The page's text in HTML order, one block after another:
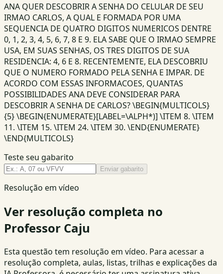
ANA QUER DESCOBRIR A SENHA DO CELULAR DE SEU
IRMAO CARLOS, A QUAL E FORMADA POR UMA
SEQUENCIA DE QUATRO DIGITOS NUMERICOS DENTRE
0, 1, 2, 3, 4, 5, 6, 7, 8 E 9. ELA SABE QUE O IRMAO SEMPRE
USA, EM SUAS SENHAS, OS TRES DIGITOS DE SUA
RESIDENCIA: 4, 6 E 8. RECENTEMENTE, ELA DESCOBRIU
QUE O NUMERO FORMADO PELA SENHA E IMPAR. DE
ACORDO COM ESSAS INFORMACOES, QUANTAS
POSSIBILIDADES ANA DEVE CONSIDERAR PARA
DESCOBRIR A SENHA DE CARLOS? \BEGIN{MULTICOLS}
{5} \BEGIN{ENUMERATE}[LABEL=\ALPH*)] \ITEM 8. \ITEM
11. \ITEM 15. \ITEM 24. \ITEM 30. \END{ENUMERATE}
\END{MULTICOLS}
Teste seu gabarito
Enviar gabarito
Resolução em vídeo
Ver resolução completa no
Professor Caju
Esta questão tem resolução em vídeo. Para acessar a
resolução completa, aulas, listas, trilhas e explicações da